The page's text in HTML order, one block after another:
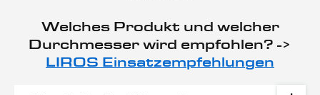
Welches Produkt und welcher
Durchmesser wird empfohlen? ->
LIROS Einsatzempfehlungen